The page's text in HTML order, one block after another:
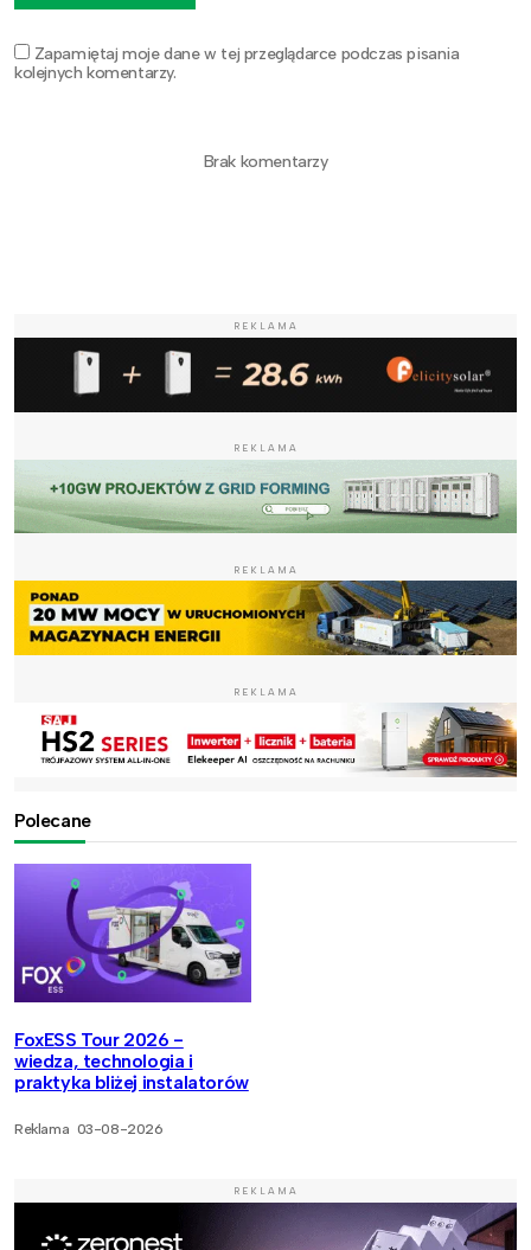
Zapamiętaj moje dane w tej przeglądarce podczas pisania
kolejnych komentarzy.
Brak komentarzy
REKLAMA
REKLAMA
REKLAMA
REKLAMA
Polecane
FoxESS Tour 2026 -
wiedza, technologia i
praktyka bliżej instalatorów
Reklama 03-08-2026
REKLAMA